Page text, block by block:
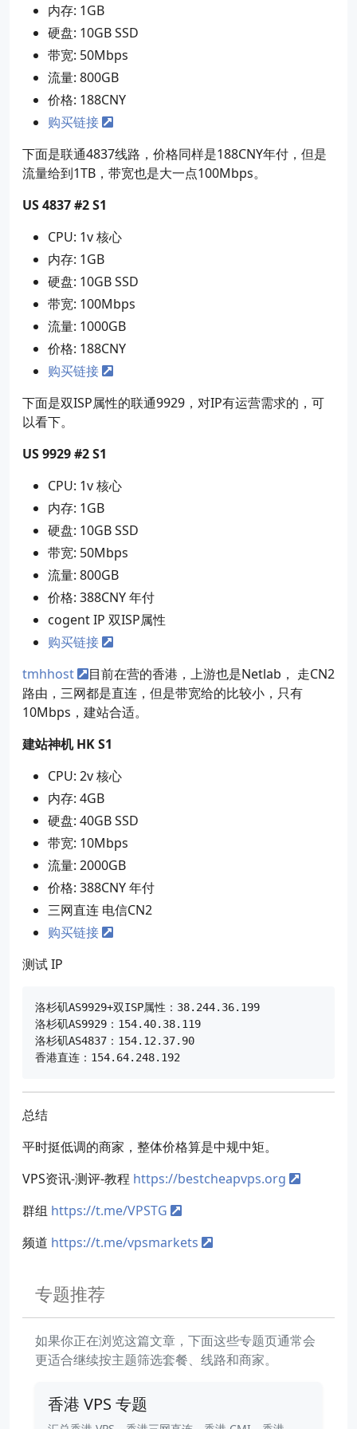
内存: 1GB
硬盘: 10GB SSD
带宽: 50Mbps
流量: 800GB
价格: 188CNY
购买链接
下面是联通4837线路，价格同样是188CNY年付，但是
流量给到1TB，带宽也是大一点100Mbps。
US 4837 #2 S1
CPU: 1v 核心
内存: 1GB
硬盘: 10GB SSD
带宽: 100Mbps
流量: 1000GB
价格: 188CNY
购买链接
下面是双ISP属性的联通9929，对IP有运营需求的，可
以看下。
US 9929 #2 S1
CPU: 1v 核心
内存: 1GB
硬盘: 10GB SSD
带宽: 50Mbps
流量: 800GB
价格: 388CNY 年付
cogent IP 双ISP属性
购买链接
tmhhost
目前在营的香港，上游也是Netlab， 走CN2
路由，三网都是直连，但是带宽给的比较小，只有
10Mbps，建站合适。
建站神机 HK S1
CPU: 2v 核心
内存: 4GB
硬盘: 40GB SSD
带宽: 10Mbps
流量: 2000GB
价格: 388CNY 年付
三网直连 电信CN2
购买链接
测试 IP
洛杉矶AS9929+双ISP属性：38.244.36.199
洛杉矶AS9929：154.40.38.119
洛杉矶AS4837：154.12.37.90
总结
平时挺低调的商家，整体价格算是中规中矩。
VPS资讯-测评-教程 https://bestcheapvps.org
群组 https://t.me/VPSTG
频道 https://t.me/vpsmarkets
专题推荐
如果你正在浏览这篇文章，下面这些专题页通常会
更适合继续按主题筛选套餐、线路和商家。
香港 VPS 专题